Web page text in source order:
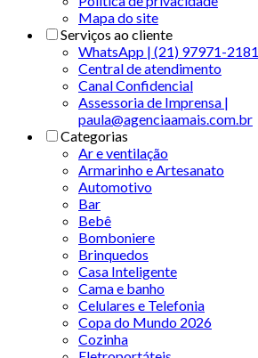
Mapa do site
Serviços ao cliente
WhatsApp | (21) 97971-2181
Central de atendimento
Canal Confidencial
Assessoria de Imprensa |
paula@agenciaamais.com.br
Categorias
Ar e ventilação
Armarinho e Artesanato
Automotivo
Bar
Bebê
Bomboniere
Brinquedos
Casa Inteligente
Cama e banho
Celulares e Telefonia
Copa do Mundo 2026
Cozinha